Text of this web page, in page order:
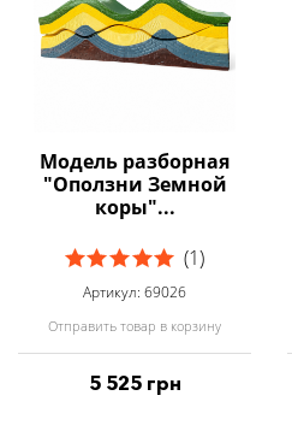
Модель разборная
"Оползни Земной
коры"...
(1)
Артикул: 69026
Отправить товар в корзину
5 525 грн